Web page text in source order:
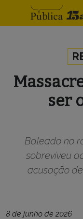
ser
Baleado no
sobreviveu
acusação
8 de junho de 2026